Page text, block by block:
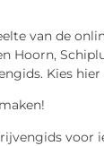
van de
Hoorn,
Kies
voor